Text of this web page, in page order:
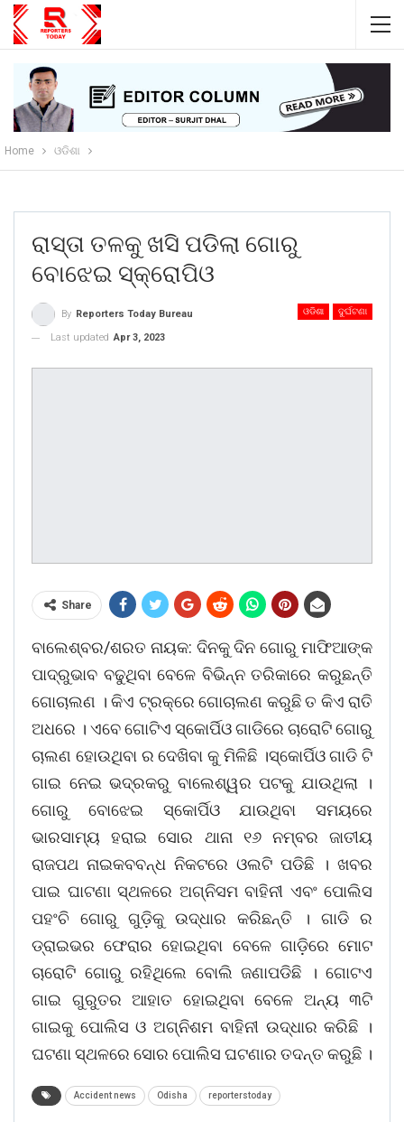
Home ଓଡିଶା
ରାସ୍ତା ତଳକୁ ଖସି ପଡିଲା ଗୋରୁ
ବୋଝେଇ ସ୍କ୍ରୋପିଓ
ଓଡିଶା ଦୁର୍ଘଟଣା
By Reporters Today Bureau
Last updated Apr 3, 2023
Share
ବାଲେଶ୍ବର/ଶରତ ନାୟକ: ଦିନକୁ ଦିନ ଗୋରୁ ମାଫିଆଙ୍କ
ପାଦ୍ରୁଭାବ ବଢୁଥିବା ବେଳେ ବିଭିନ୍ନ ତରିକାରେ କରୁଛନ୍ତି
ଗୋଚାଲଣ । କିଏ ଟ୍ରକ୍ରେ ଗୋଚାଲଣ କରୁଛି ତ କିଏ ରାତି
ଅଧରେ । ଏବେ ଗୋଟିଏ ସ୍କୋର୍ପିଓ ଗାଡିରେ ଚାରୋଟି ଗୋରୁ
ଚାଲଣ ହୋଉଥିବା ର ଦେଖିବା କୁ ମିଳିଛି ।ସ୍କୋର୍ପିଓ ଗାଡି ଟି
ଗାଇ ନେଇ ଭଦ୍ରକରୁ ବାଲେଶ୍ୱର ପଟକୁ ଯାଉଥିଲା ।
ଗୋରୁ ବୋଝେଇ ସ୍କୋର୍ପିଓ ଯାଉଥିବା ସମୟରେ
ଭାରସାମ୍ୟ ହରାଇ ସୋର ଥାନା ୧୬ ନମ୍ବର ଜାତୀୟ
ରାଜପଥ ନାଇକବବନ୍ଧ ନିକଟରେ ଓଲଟି ପଡିଛି । ଖବର
ପାଇ ଘାଟଣା ସ୍ଥଳରେ ଅଗ୍ନିସମ ବାହିନୀ ଏବଂ ପୋଲିସ
ପହଂଚି ଗୋରୁ ଗୁଡ଼ିକୁ ଉଦ୍ଧାର କରିଛନ୍ତି । ଗାଡି ର
ଡ୍ରାଇଭର ଫେରାର ହୋଇଥିବା ବେଳେ ଗାଡ଼ିରେ ମୋଟ
ଚାରୋଟି ଗୋରୁ ରହିଥିଲେ ବୋଲି ଜଣାପଡିଛି । ଗୋଟଏ
ଗାଇ ଗୁରୁତର ଆହାତ ହୋଇଥିବା ବେଳେ ଅନ୍ୟ ୩ଟି
ଗାଇକୁ ପୋଲିସ ଓ ଅଗ୍ନିଶମ ବାହିନୀ ଉଦ୍ଧାର କରିଛି ।
ଘଟଣା ସ୍ଥଳରେ ସୋର ପୋଲିସ ଘଟଣାର ତଦନ୍ତ କରୁଛି ।
Accident news Odisha reporterstoday